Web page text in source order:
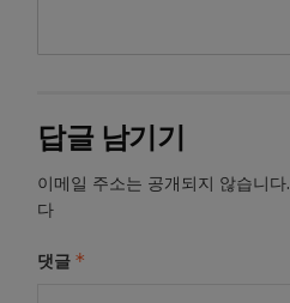
답글 남기기
이메일 주소는 공개되지 않습니다.
다
댓글 *